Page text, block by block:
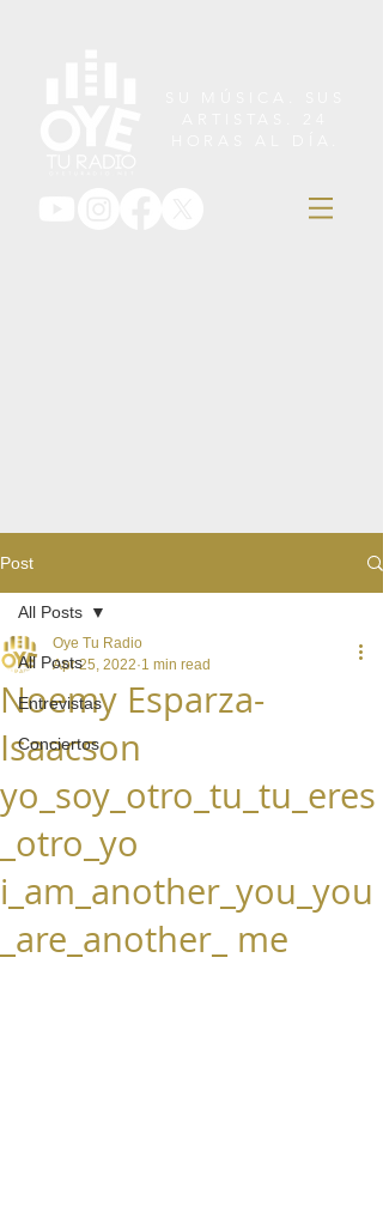
Post
All Posts
Entrevistas
Conciertos
All Posts
Noemy Esparza-
Isaacson
yo_soy_otro_tu_tu_eres
_otro_yo
i_am_another_you_you
_are_another_ me
Oye Tu Radio
Apr 25, 2022 1 min read